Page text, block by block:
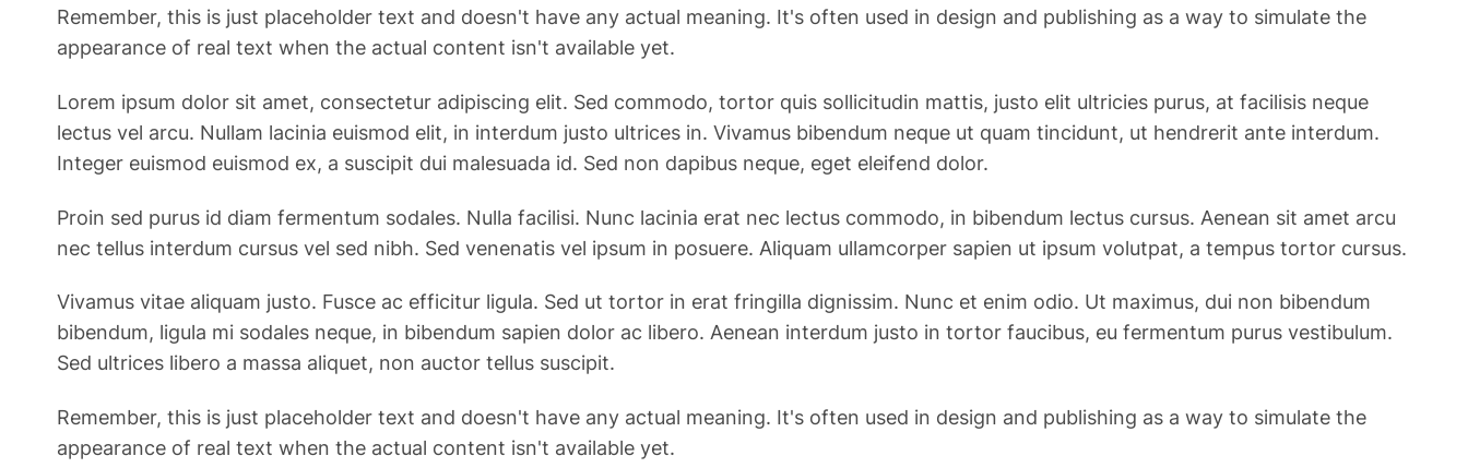
Remember, this is just placeholder text and doesn't have any actual meaning. It's often used in design and publishing as a way to simulate the
appearance of real text when the actual content isn't available yet.
Lorem ipsum dolor sit amet, consectetur adipiscing elit. Sed commodo, tortor quis sollicitudin mattis, justo elit ultricies purus, at facilisis neque
lectus vel arcu. Nullam lacinia euismod elit, in interdum justo ultrices in. Vivamus bibendum neque ut quam tincidunt, ut hendrerit ante interdum.
Integer euismod euismod ex, a suscipit dui malesuada id. Sed non dapibus neque, eget eleifend dolor.
Proin sed purus id diam fermentum sodales. Nulla facilisi. Nunc lacinia erat nec lectus commodo, in bibendum lectus cursus. Aenean sit amet arcu
nec tellus interdum cursus vel sed nibh. Sed venenatis vel ipsum in posuere. Aliquam ullamcorper sapien ut ipsum volutpat, a tempus tortor cursus.
Vivamus vitae aliquam justo. Fusce ac efficitur ligula. Sed ut tortor in erat fringilla dignissim. Nunc et enim odio. Ut maximus, dui non bibendum
bibendum, ligula mi sodales neque, in bibendum sapien dolor ac libero. Aenean interdum justo in tortor faucibus, eu fermentum purus vestibulum.
Sed ultrices libero a massa aliquet, non auctor tellus suscipit.
Remember, this is just placeholder text and doesn't have any actual meaning. It's often used in design and publishing as a way to simulate the
appearance of real text when the actual content isn't available yet.